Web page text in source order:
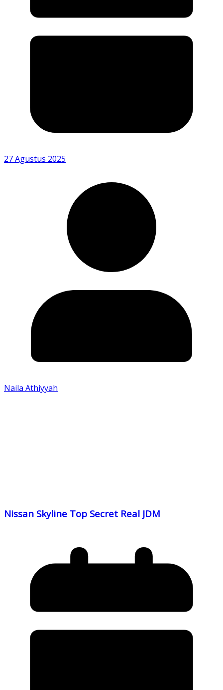
27 Agustus 2025
Naila Athiyyah
Nissan Skyline Top Secret Real JDM